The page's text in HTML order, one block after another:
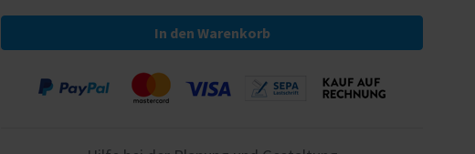
In den Warenkorb